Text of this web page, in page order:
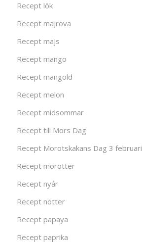
Recept lök
Recept majrova
Recept majs
Recept mango
Recept mangold
Recept melon
Recept midsommar
Recept till Mors Dag
Recept Morotskakans Dag 3 februari
Recept morötter
Recept nyår
Recept nötter
Recept papaya
Recept paprika